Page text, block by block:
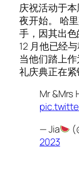
庆祝活动于
夜开始。 哈
手，因其出
12 月他已经
当他们踏上
礼庆典正在紧
Mr &Mrs
— Jia
2023